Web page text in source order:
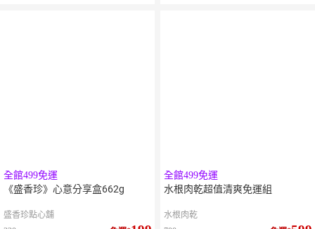
全館499免運
《盛香珍》心意分享盒662g
盛香珍點心舖
全館499免運
水根肉乾超值清爽免運組
水根肉乾